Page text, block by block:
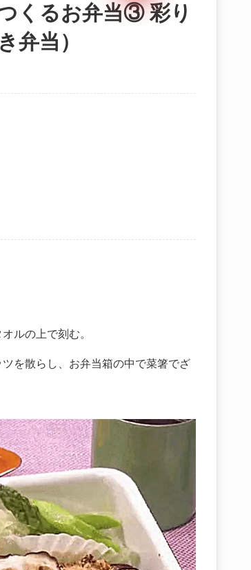
くるお弁当③ 彩り
弁当）
ルの上で刻む。
を散らし、お弁当箱の中で菜箸でざ